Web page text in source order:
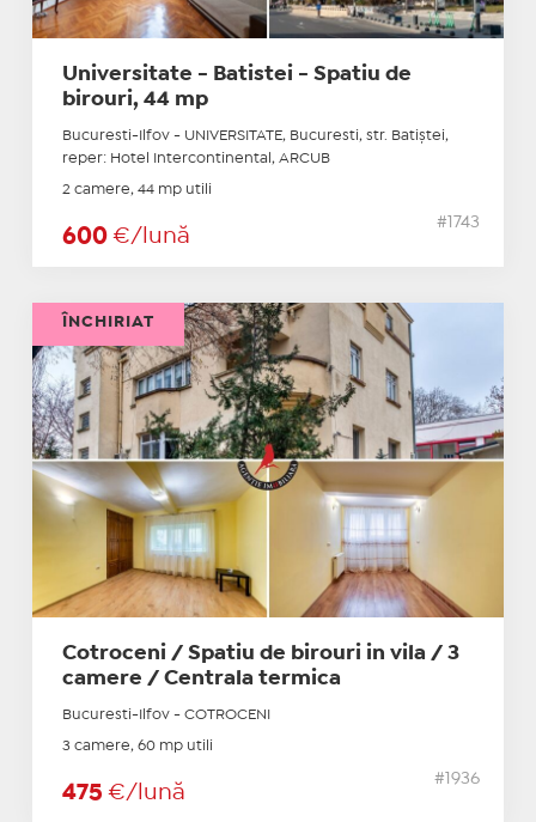
Universitate - Batistei - Spatiu de
birouri, 44 mp
Bucuresti-Ilfov - UNIVERSITATE, Bucuresti, str. Batiştei,
reper: Hotel Intercontinental, ARCUB
2 camere, 44 mp utili
600 €/lună
#1743
Cotroceni / Spatiu de birouri in vila / 3
camere / Centrala termica
Bucuresti-Ilfov - COTROCENI
3 camere, 60 mp utili
475 €/lună
#1936
ÎNCHIRIAT